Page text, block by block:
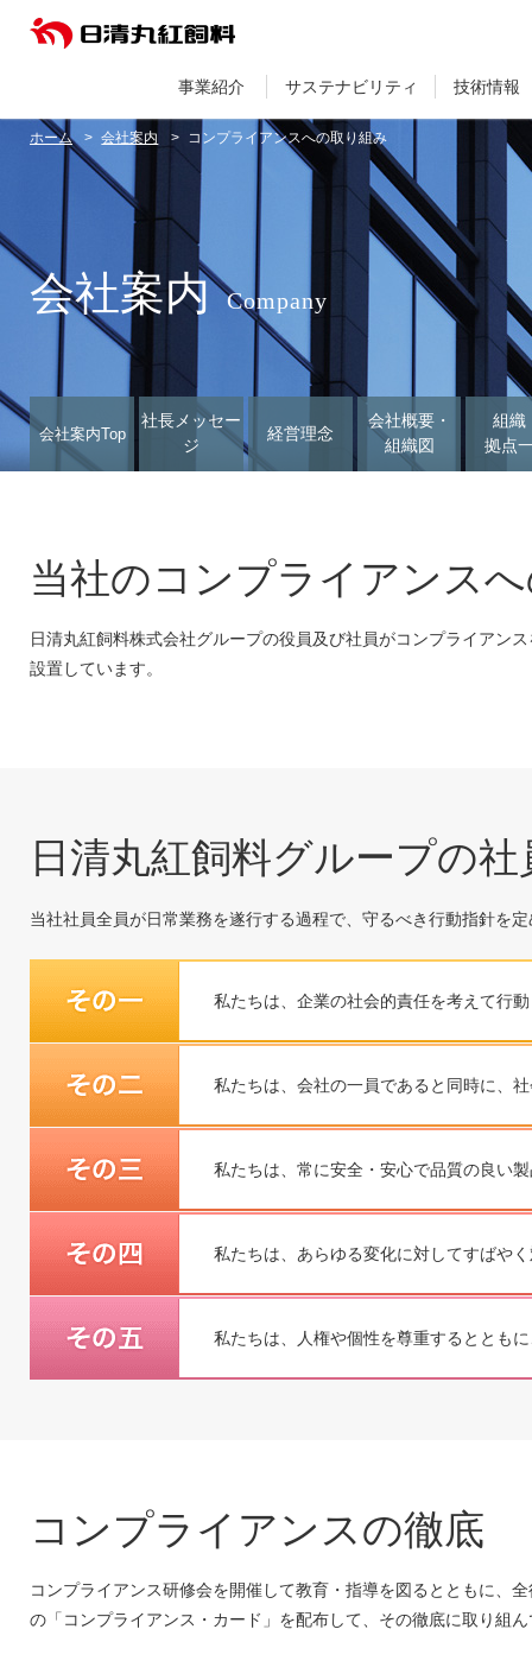
事業紹介 サステナビリティ 技術情報
ホーム 会社案内 コンプライアンスへの取り組み
会社案内 Company
会社案内Top
社長メッセー
ジ
経営理念
会社概要・
組織図
組織
拠点
当社のコンプライアンス
日清丸紅飼料株式会社グループの役員及び社員がコンプライアン
設置しています。
日清丸紅飼料グループの
当社社員全員が日常業務を遂行する過程で、守るべき行動指針を
私たちは、企業の社会的責任を考えて行
私たちは、会社の一員であると同時に、
私たちは、常に安全・安心で品質の良い
私たちは、あらゆる変化に対してすばや
私たちは、人権や個性を尊重するととも
コンプライアンスの徹底
コンプライアンス研修会を開催して教育・指導を図るとともに、
の「コンプライアンス・カード」を配布して、その徹底に取り組